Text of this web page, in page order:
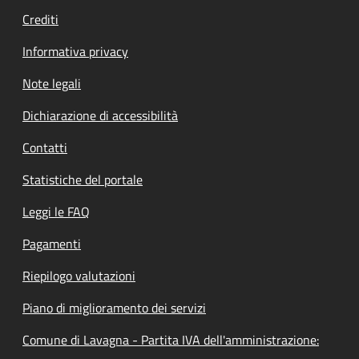
Crediti
Informativa privacy
Note legali
Dichiarazione di accessibilità
Contatti
Statistiche del portale
Leggi le FAQ
Pagamenti
Riepilogo valutazioni
Piano di miglioramento dei servizi
Comune di Lavagna - Partita IVA dell'amministrazione: